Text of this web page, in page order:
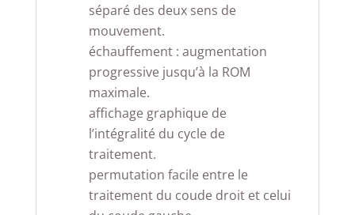
séparé des deux sens de
mouvement.
échauffement : augmentation
progressive jusqu’à la ROM
maximale.
affichage graphique de
l’intégralité du cycle de
traitement.
permutation facile entre le
traitement du coude droit et celui